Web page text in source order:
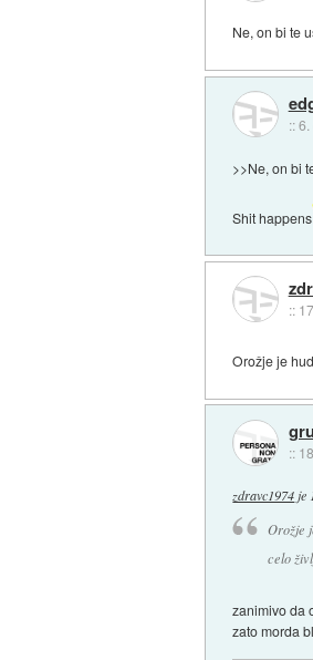
Ne, on bi te
::6.
>>Ne, on bi
Shit happens
::
Orožje je
::
zdravc1974 je
Orožje
celo
zanimivo da
zato morda